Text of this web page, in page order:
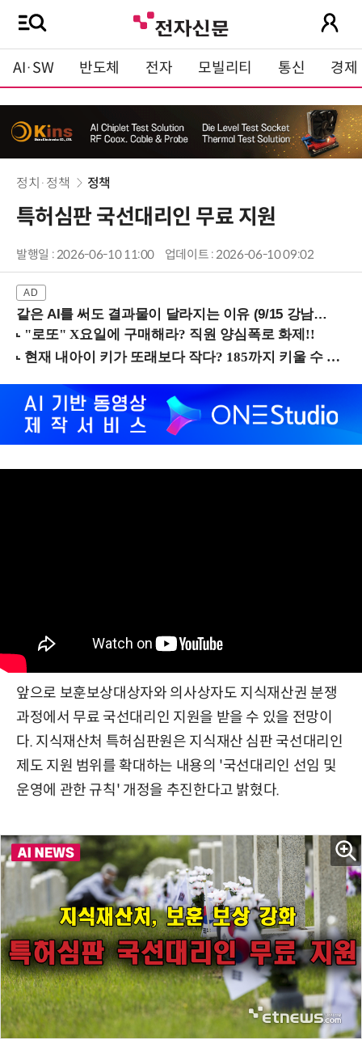
AI·SW 반도체 전자 모빌리티 통신 경제
정치·정책 정책
특허심판 국선대리인 무료 지원
발행일 : 2026-06-10 11:00 업데이트 : 2026-06-10 09:02
같은 AI를 써도 결과물이 달라지는 이유 (9/15 강남역)
앞으로 보훈보상대상자와 의사상자도 지식재산권 분쟁
과정에서 무료 국선대리인 지원을 받을 수 있을 전망이
다. 지식재산처 특허심판원은 지식재산 심판 국선대리인
제도 지원 범위를 확대하는 내용의 '국선대리인 선임 및
운영에 관한 규칙' 개정을 추진한다고 밝혔다.